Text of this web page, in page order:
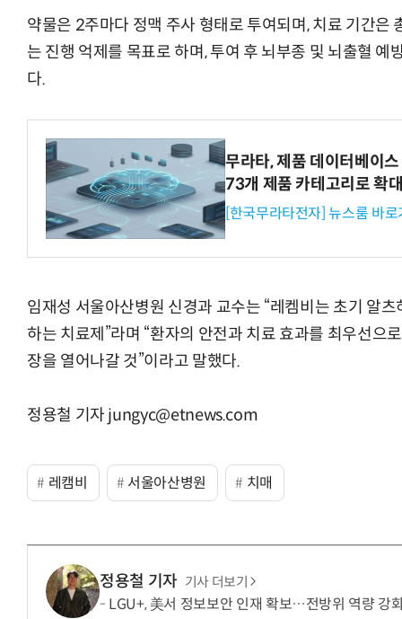
약물은 2주마다 정맥 주사 형태로 투여되며, 치료 기간은
는 진행 억제를 목표로 하며, 투여 후 뇌부종 및 뇌출혈 예
다.
무라타, 제품 데이터베이
73개 제품 카테고리로 확
[한국무라타전자] 뉴스룸 바로
임재성 서울아산병원 신경과 교수는 “레켐비는 초기 알
하는 치료제”라며 “환자의 안전과 치료 효과를 최우선으
장을 열어나갈 것”이라고 말했다.
정용철 기자 jungyc@etnews.com
레캠비 서울아산병원 치매
정용철 기자 기사 더보기
LGU+, 美서 정보보안 인재 확보…전방위 역량 강